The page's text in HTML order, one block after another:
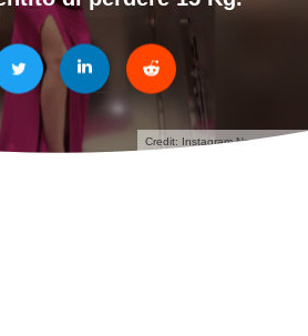
Credit: Instagram Noemiofficial